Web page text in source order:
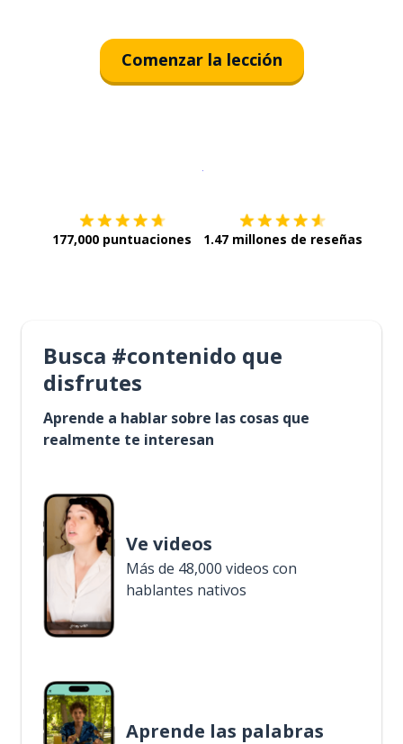
Comenzar la lección
177,000 puntuaciones 1.47 millones de reseñas
Busca #contenido que
disfrutes
Aprende a hablar sobre las cosas que
realmente te interesan
Ve videos
Más de 48,000 videos con
hablantes nativos
Aprende las palabras